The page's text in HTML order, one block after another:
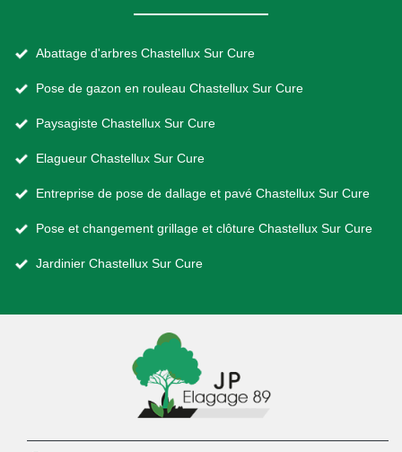
Abattage d'arbres Chastellux Sur Cure
Pose de gazon en rouleau Chastellux Sur Cure
Paysagiste Chastellux Sur Cure
Elagueur Chastellux Sur Cure
Entreprise de pose de dallage et pavé Chastellux Sur Cure
Pose et changement grillage et clôture Chastellux Sur Cure
Jardinier Chastellux Sur Cure